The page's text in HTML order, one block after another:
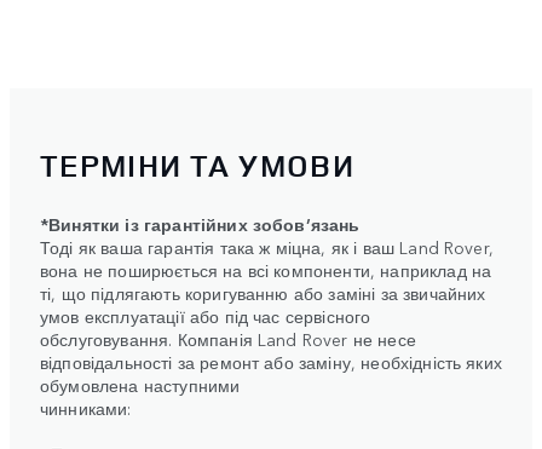
ТЕРМІНИ ТА УМОВИ
*Винятки із гарантійних зобов’язань
Тоді як ваша гарантія така ж міцна, як і ваш Land Rover,
вона не поширюється на всі компоненти, наприклад на
ті, що підлягають коригуванню або заміні за звичайних
умов експлуатації або під час сервісного
обслуговування. Компанія Land Rover не несе
відповідальності за ремонт або заміну, необхідність яких
обумовлена наступними
чинниками: